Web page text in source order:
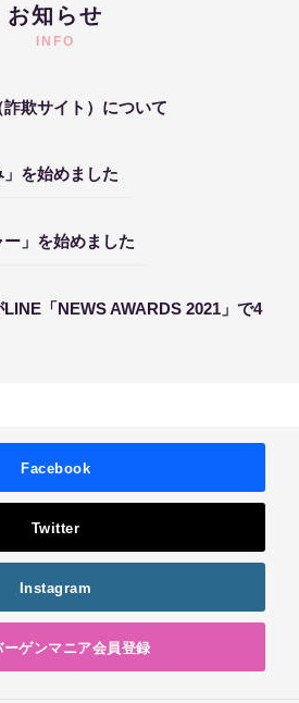
お知らせ
INFO
詐欺サイト）について
を始めました
」を始めました
「NEWS AWARDS 2021」で4
Facebook
Twitter
Instagram
ーゲンマニア会員登録